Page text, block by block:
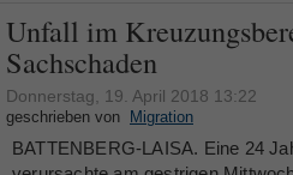
Unfall im
Sachschaden
Donnerstag, 19. April 2018 13:22
geschrieben von Migration
BATTENBERG-LAISA. Eine 24